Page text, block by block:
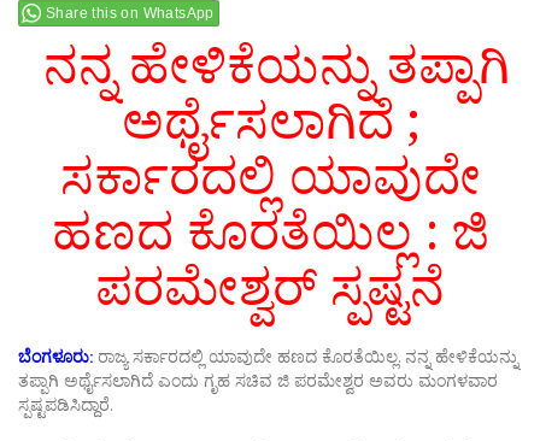
Share this on WhatsApp
ನನ್ನ ಹೇಳಿಕೆಯನ್ನು ತಪ್ಪಾಗಿ
ಅರ್ಥೈಸಲಾಗಿದೆ ;
ಸರ್ಕಾರದಲ್ಲಿ ಯಾವುದೇ
ಹಣದ ಕೊರತೆಯಿಲ್ಲ : ಜಿ
ಪರಮೇಶ್ವರ್ ಸ್ಪಷ್ಟನೆ
ಬೆಂಗಳೂರು: ರಾಜ್ಯ ಸರ್ಕಾರದಲ್ಲಿ ಯಾವುದೇ ಹಣದ ಕೊರತೆಯಿಲ್ಲ. ನನ್ನ ಹೇಳಿಕೆಯನ್ನು
ತಪ್ಪಾಗಿ ಅರ್ಥೈಸಲಾಗಿದೆ ಎಂದು ಗೃಹ ಸಚಿವ ಜಿ ಪರಮೇಶ್ವರ ಅವರು ಮಂಗಳವಾರ
ಸ್ಪಷ್ಟಪಡಿಸಿದ್ದಾರೆ.